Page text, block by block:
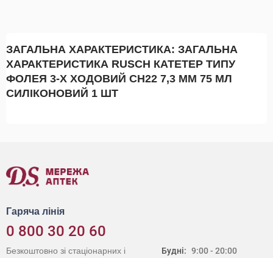
ЗАГАЛЬНА ХАРАКТЕРИСТИКА: ЗАГАЛЬНА
ХАРАКТЕРИСТИКА RUSCH КАТЕТЕР ТИПУ
ФОЛЕЯ 3-Х ХОДОВИЙ CH22 7,3 ММ 75 МЛ
СИЛІКОНОВИЙ 1 ШТ
Гаряча лінія
0 800 30 20 60
Будні: 9:00 - 20:00
Безкоштовно зі стаціонарних і